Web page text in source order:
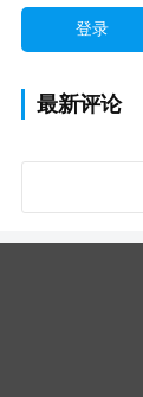
最新评论